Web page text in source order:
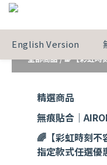
English Version
全部商品/🌈【彩虹時
精選商品
無痕貼合｜
🌈【彩虹時刻不
指定款式任選優